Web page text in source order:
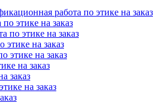
работа по этике на заказ
этике на заказ
по этике на заказ
этике на заказ
этике на заказ
на заказ
заказ
на заказ